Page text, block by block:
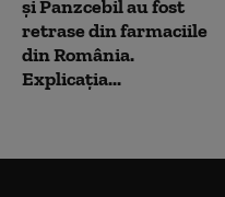
și Panzcebil au fost
retrase din farmaciile
din România.
Explicația...